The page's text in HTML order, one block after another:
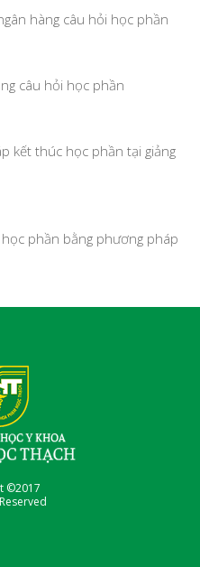
hàng câu hỏi học phần
câu hỏi học phần
kết thúc học phần tại giảng
phần bằng phương pháp
©2017